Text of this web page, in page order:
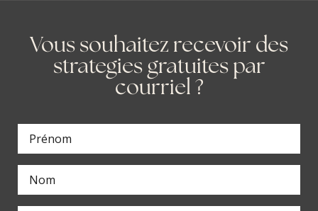
Vous souhaitez recevoir des
strategies gratuites par
courriel ?